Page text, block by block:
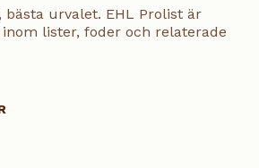
bästa urvalet. EHL Prolist är
inom lister, foder och relaterade